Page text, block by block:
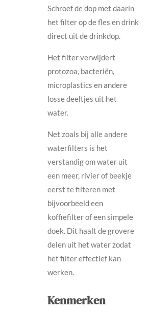
Schroef de dop met daarin
het filter op de fles en drink
direct uit de drinkdop.
Het filter verwijdert
protozoa, bacteriën,
microplastics en andere
losse deeltjes uit het
water.
Net zoals bij alle andere
waterfilters is het
verstandig om water uit
een meer, rivier of beekje
eerst te filteren met
bijvoorbeeld een
koffiefilter of een simpele
doek. Dit haalt de grovere
delen uit het water zodat
het filter effectief kan
werken.
Kenmerken